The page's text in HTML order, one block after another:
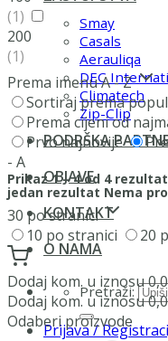
Smay
Casals
Aerauliqa
DEC
Climatech
Zip-Clip
PODRŠKA
OBJAVE
KONTAKT
O NAMA
Pretraži:
Prijava /
(1)
200
(1)
Prema imenu A - Z
Sortiraj prema
Prema cijeni od
Prvo najnovije
- A
Prikaz 1 – 4 od 4
jedan rezultat Nema
30 po stranici
10 po stranici
20
Dodaj kom. u iznosu
Dodaj kom. u iznosu
Odaberi proizvode